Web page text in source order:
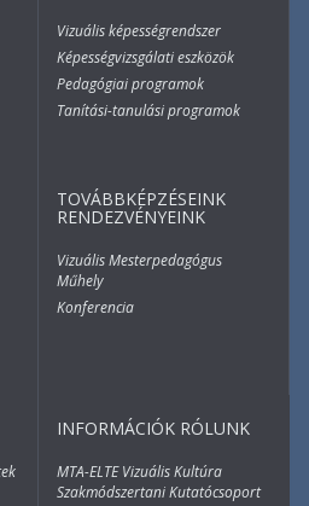
Vizuális képességrendszer
Képességvizsgálati eszközök
Pedagógiai programok
Tanítási-tanulási programok
TOVÁBBKÉPZÉSEINK
RENDEZVÉNYEINK
Vizuális Mesterpedagógus
Műhely
Konferencia
INFORMÁCIÓK RÓLUNK
MTA-ELTE Vizuális Kultúra
Szakmódszertani Kutatócsoport